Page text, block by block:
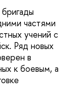
частями
учений с
Ряд новых
в
к боевым, а